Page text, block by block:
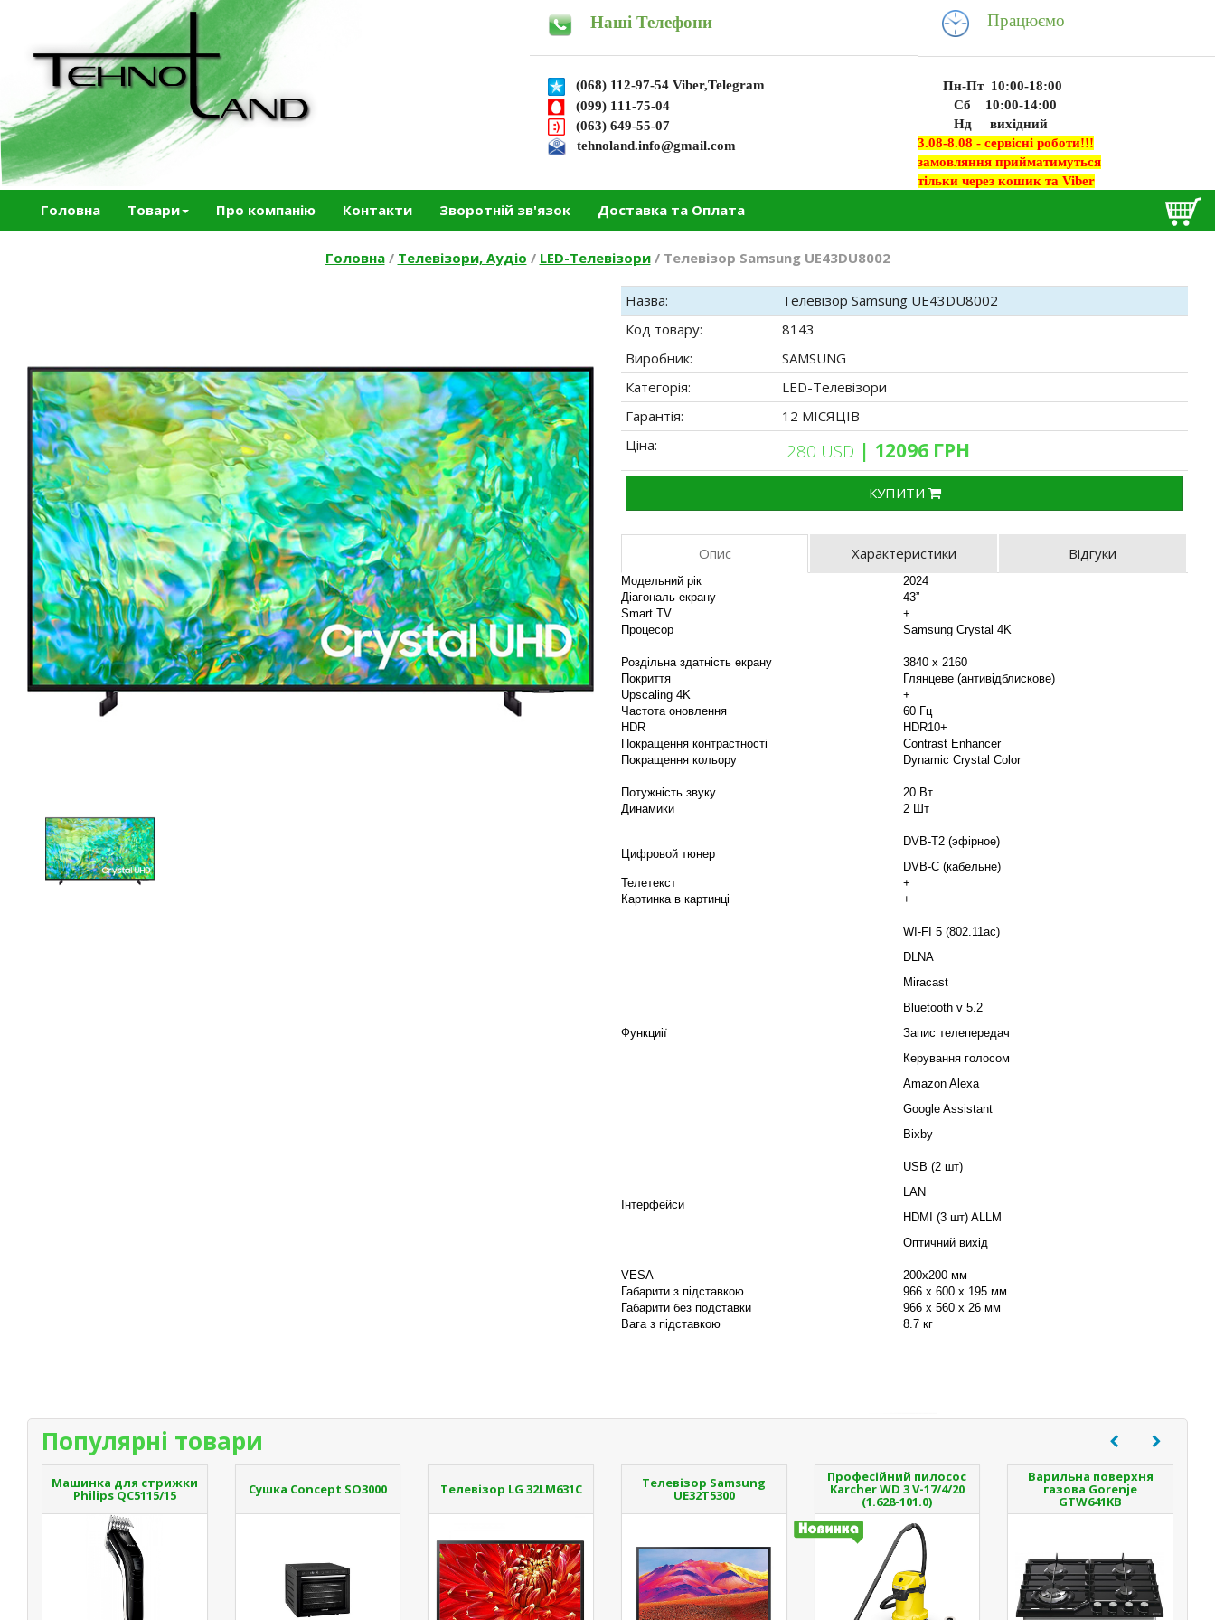
Наші Телефони
(068) 112-97-54 Viber,Telegram
(099) 111-75-04
(063) 649-55-07
tehnoland.info@gmail.com
Працюємо
Пн-Пт 10:00-18:00
Сб 10:00-14:00
Нд вихідний
3.08-8.08 - сервісні роботи!!!
замовляння прийматимуться
тільки через кошик та Viber
Головна Товари Про компанію Контакти Зворотній зв'язок Доставка та Оплата
Головна / Телевізори, Аудіо / LED-Телевізори / Телевізор Samsung UE43DU8002
Назва:
Телевізор Samsung UE43DU8002
Код товару:
8143
Виробник:
SAMSUNG
Категорія:
LED-Телевізори
Гарантія:
12 МІСЯЦІВ
Ціна:
280 USD | 12096 ГРН
КУПИТИ
Опис Характеристики Відгуки
Модельний рік
2024
Діагональ екрану
43”
Smart TV
+
Процесор
Samsung Crystal 4K
Роздільна здатність екрану
3840 x 2160
Покриття
Глянцеве (антивідблискове)
Upscaling 4K
+
Частота оновлення
60 Гц
HDR
HDR10+
Покращення контрастності
Contrast Enhancer
Покращення кольору
Dynamic Crystal Color
Потужність звуку
20 Вт
Динамики
2 Шт
Цифровой тюнер
DVB-T2 (эфірное)
DVB-C (кабельне)
Телетекст
+
Картинка в картинці
+
Функциії
WI-FI 5 (802.11ac)
DLNA
Miracast
Bluetooth v 5.2
Запис телепередач
Керування голосом
Amazon Alexa
Google Assistant
Bixby
Інтерфейси
USB (2 шт)
LAN
HDMI (3 шт) ALLM
Оптичний вихід
VESA
200x200 мм
Габарити з підставкою
966 x 600 x 195 мм
Габарити без подставки
966 х 560 х 26 мм
Вага з підставкою
8.7 кг
Популярні товари
Машинка для стрижки
Philips QC5115/15 Сушка Concept SO3000 Телевізор LG 32LM631C Телевізор Samsung
UE32T5300
Професійний пилосос
Karcher WD 3 V-17/4/20
(1.628-101.0)
Варильна поверхня
газова Gorenje
GTW641KB